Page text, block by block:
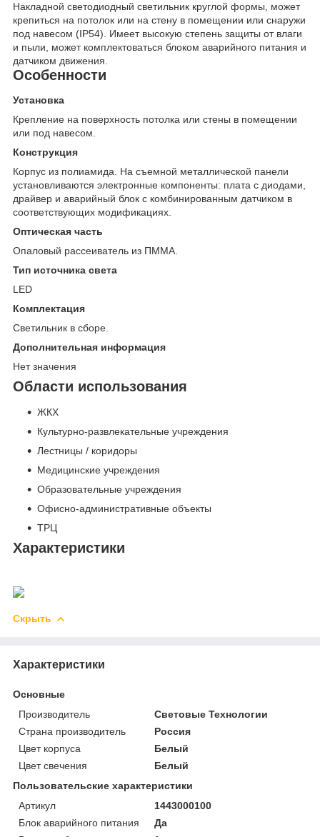
Накладной светодиодный светильник круглой формы, может
крепиться на потолок или на стену в помещении или снаружи
под навесом (IP54). Имеет высокую степень защиты от влаги
и пыли, может комплектоваться блоком аварийного питания и
датчиком движения.
Особенности
Установка
Крепление на поверхность потолка или стены в помещении
или под навесом.
Конструкция
Корпус из полиамида. На съемной металлической панели
установливаются электронные компоненты: плата с диодами,
драйвер и аварийный блок с комбинированным датчиком в
соответствующих модификациях.
Оптическая часть
Опаловый рассеиватель из ПММА.
Тип источника света
LED
Комплектация
Светильник в сборе.
Дополнительная информация
Нет значения
Области использования
ЖКХ
Культурно-развлекательные учреждения
Лестницы / коридоры
Медицинские учреждения
Образовательные учреждения
Офисно-административные объекты
ТРЦ
Характеристики
Скрыть
Характеристики
Основные
Производитель
Световые Технологии
Страна производитель
Россия
Цвет корпуса
Белый
Цвет свечения
Белый
Пользовательские характеристики
Артикул
1443000100
Блок аварийного питания
Да